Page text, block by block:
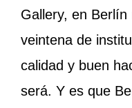
Gallery, en
veintena de
calidad y buen
será. Y es que